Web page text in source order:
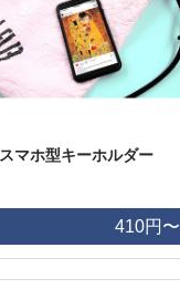
スマホ型キーホルダー
410円〜